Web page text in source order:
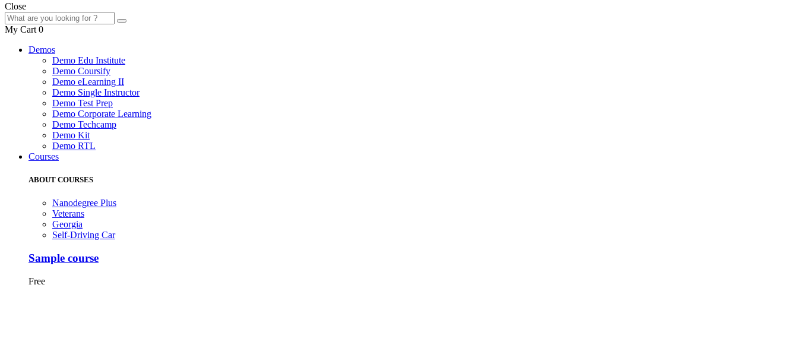
Close
My Cart 0
Demos
Demo Edu Institute
Demo Coursify
Demo eLearning II
Demo Single Instructor
Demo Test Prep
Demo Corporate Learning
Demo Techcamp
Demo Kit
Demo RTL
Courses
ABOUT COURSES
Nanodegree Plus
Veterans
Georgia
Self-Driving Car
Sample course
Free